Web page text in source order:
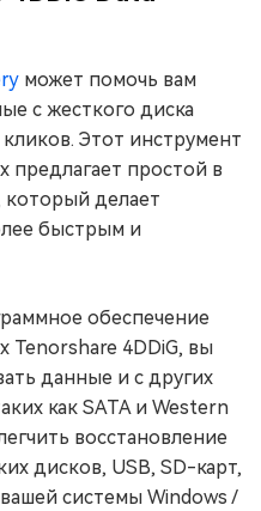
может помочь вам
с жесткого диска
кликов. Этот инструмент
предлагает простой в
который делает
быстрым и
обеспечение
Tenorshare 4DDiG, вы
данные и с других
как SATA и Western
восстановление
дисков, USB, SD-карт,
системы Windows /